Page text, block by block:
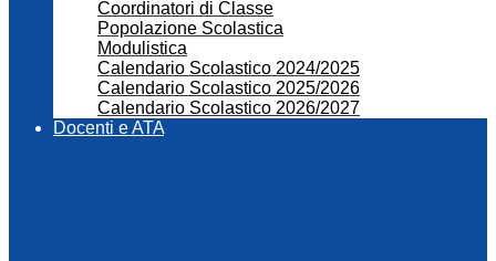
Coordinatori di Classe
Popolazione Scolastica
Modulistica
Calendario Scolastico 2024/2025
Calendario Scolastico 2025/2026
Calendario Scolastico 2026/2027
Docenti e ATA